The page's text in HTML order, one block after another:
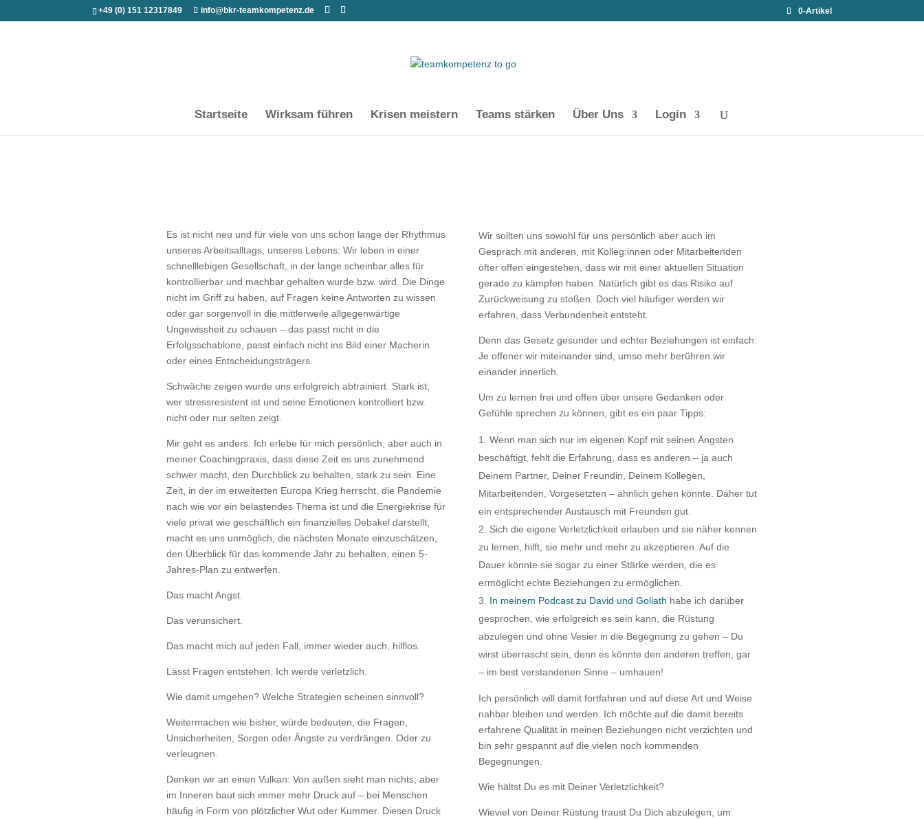
+49 (0) 151 12317849 info@bkr-teamkompetenz.de 0-Artikel
Startseite Wirksam führen Krisen meistern Teams stärken Über Uns Login
Es ist nicht neu und für viele von uns schon lange der Rhythmus
unseres Arbeitsalltags, unseres Lebens: Wir leben in einer
schnelllebigen Gesellschaft, in der lange scheinbar alles für
kontrollierbar und machbar gehalten wurde bzw. wird. Die Dinge
nicht im Griff zu haben, auf Fragen keine Antworten zu wissen
oder gar sorgenvoll in die mittlerweile allgegenwärtige
Ungewissheit zu schauen – das passt nicht in die
Erfolgsschablone, passt einfach nicht ins Bild einer Macherin
oder eines Entscheidungsträgers.
Schwäche zeigen wurde uns erfolgreich abtrainiert. Stark ist,
wer stressresistent ist und seine Emotionen kontrolliert bzw.
nicht oder nur selten zeigt.
Mir geht es anders. Ich erlebe für mich persönlich, aber auch in
meiner Coachingpraxis, dass diese Zeit es uns zunehmend
schwer macht, den Durchblick zu behalten, stark zu sein. Eine
Zeit, in der im erweiterten Europa Krieg herrscht, die Pandemie
nach wie vor ein belastendes Thema ist und die Energiekrise für
viele privat wie geschäftlich ein finanzielles Debakel darstellt,
macht es uns unmöglich, die nächsten Monate einzuschätzen,
den Überblick für das kommende Jahr zu behalten, einen 5-
Jahres-Plan zu entwerfen.
Das macht Angst.
Das verunsichert.
Das macht mich auf jeden Fall, immer wieder auch, hilflos.
Lässt Fragen entstehen. Ich werde verletzlich.
Wie damit umgehen? Welche Strategien scheinen sinnvoll?
Weitermachen wie bisher, würde bedeuten, die Fragen,
Unsicherheiten, Sorgen oder Ängste zu verdrängen. Oder zu
verleugnen.
Denken wir an einen Vulkan: Von außen sieht man nichts, aber
im Inneren baut sich immer mehr Druck auf – bei Menschen
häufig in Form von plötzlicher Wut oder Kummer. Diesen Druck
Wir sollten uns sowohl für uns persönlich aber auch im
Gespräch mit anderen, mit Kolleg:innen oder Mitarbeitenden
öfter offen eingestehen, dass wir mit einer aktuellen Situation
gerade zu kämpfen haben. Natürlich gibt es das Risiko auf
Zurückweisung zu stoßen. Doch viel häufiger werden wir
erfahren, dass Verbundenheit entsteht.
Denn das Gesetz gesunder und echter Beziehungen ist einfach:
Je offener wir miteinander sind, umso mehr berühren wir
einander innerlich.
Um zu lernen frei und offen über unsere Gedanken oder
Gefühle sprechen zu können, gibt es ein paar Tipps:
Wenn man sich nur im eigenen Kopf mit seinen Ängsten
beschäftigt, fehlt die Erfahrung, dass es anderen – ja auch
Deinem Partner, Deiner Freundin, Deinem Kollegen,
Mitarbeitenden, Vorgesetzten – ähnlich gehen könnte. Daher tut
ein entsprechender Austausch mit Freunden gut.
Sich die eigene Verletzlichkeit erlauben und sie näher kennen
zu lernen, hilft, sie mehr und mehr zu akzeptieren. Auf die
Dauer könnte sie sogar zu einer Stärke werden, die es
ermöglicht echte Beziehungen zu ermöglichen.
In meinem Podcast zu David und Goliath habe ich darüber
gesprochen, wie erfolgreich es sein kann, die Rüstung
abzulegen und ohne Vesier in die Begegnung zu gehen – Du
wirst überrascht sein, denn es könnte den anderen treffen, gar
– im best verstandenen Sinne – umhauen!
Ich persönlich will damit fortfahren und auf diese Art und Weise
nahbar bleiben und werden. Ich möchte auf die damit bereits
erfahrene Qualität in meinen Beziehungen nicht verzichten und
bin sehr gespannt auf die vielen noch kommenden
Begegnungen.
Wie hältst Du es mit Deiner Verletzlichkeit?
Wieviel von Deiner Rüstung traust Du Dich abzulegen, um